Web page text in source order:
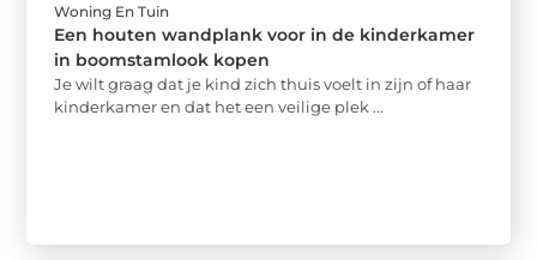
Woning En Tuin
Een houten wandplank voor in de kinderkamer
in boomstamlook kopen
Je wilt graag dat je kind zich thuis voelt in zijn of haar
kinderkamer en dat het een veilige plek ...